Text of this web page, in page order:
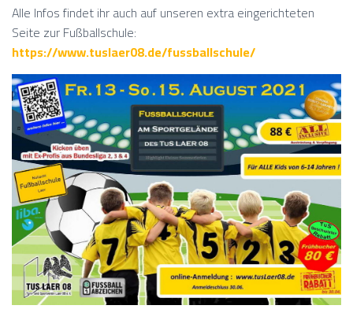
Alle Infos findet ihr auch auf unseren extra eingerichteten
Seite zur Fußballschule:
https://www.tuslaer08.de/fussballschule/